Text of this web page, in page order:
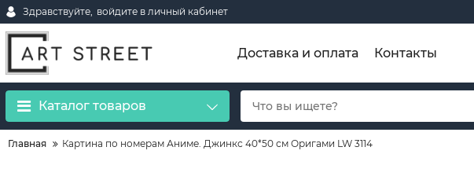
Здравствуйте, войдите в личный кабинет
Доставка и оплата Контакты
Каталог товаров
Главная Картина по номерам Аниме. Джинкс 40*50 см Оригами LW 3114